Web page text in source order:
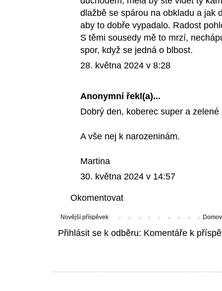
dlažbě se spárou na obkladu a jak
aby to dobře vypadalo. Radost
S těmi sousedy mě to mrzí,
spor, když se jedná o blbost.
28. května 2024 v 8:28
Anonymní řekl(a)...
Dobrý den, koberec super a
A vše nej k narozeninám.
Martina
30. května 2024 v 14:57
Okomentovat
Novější příspěvek
Přihlásit se k odběru: Komentáře k